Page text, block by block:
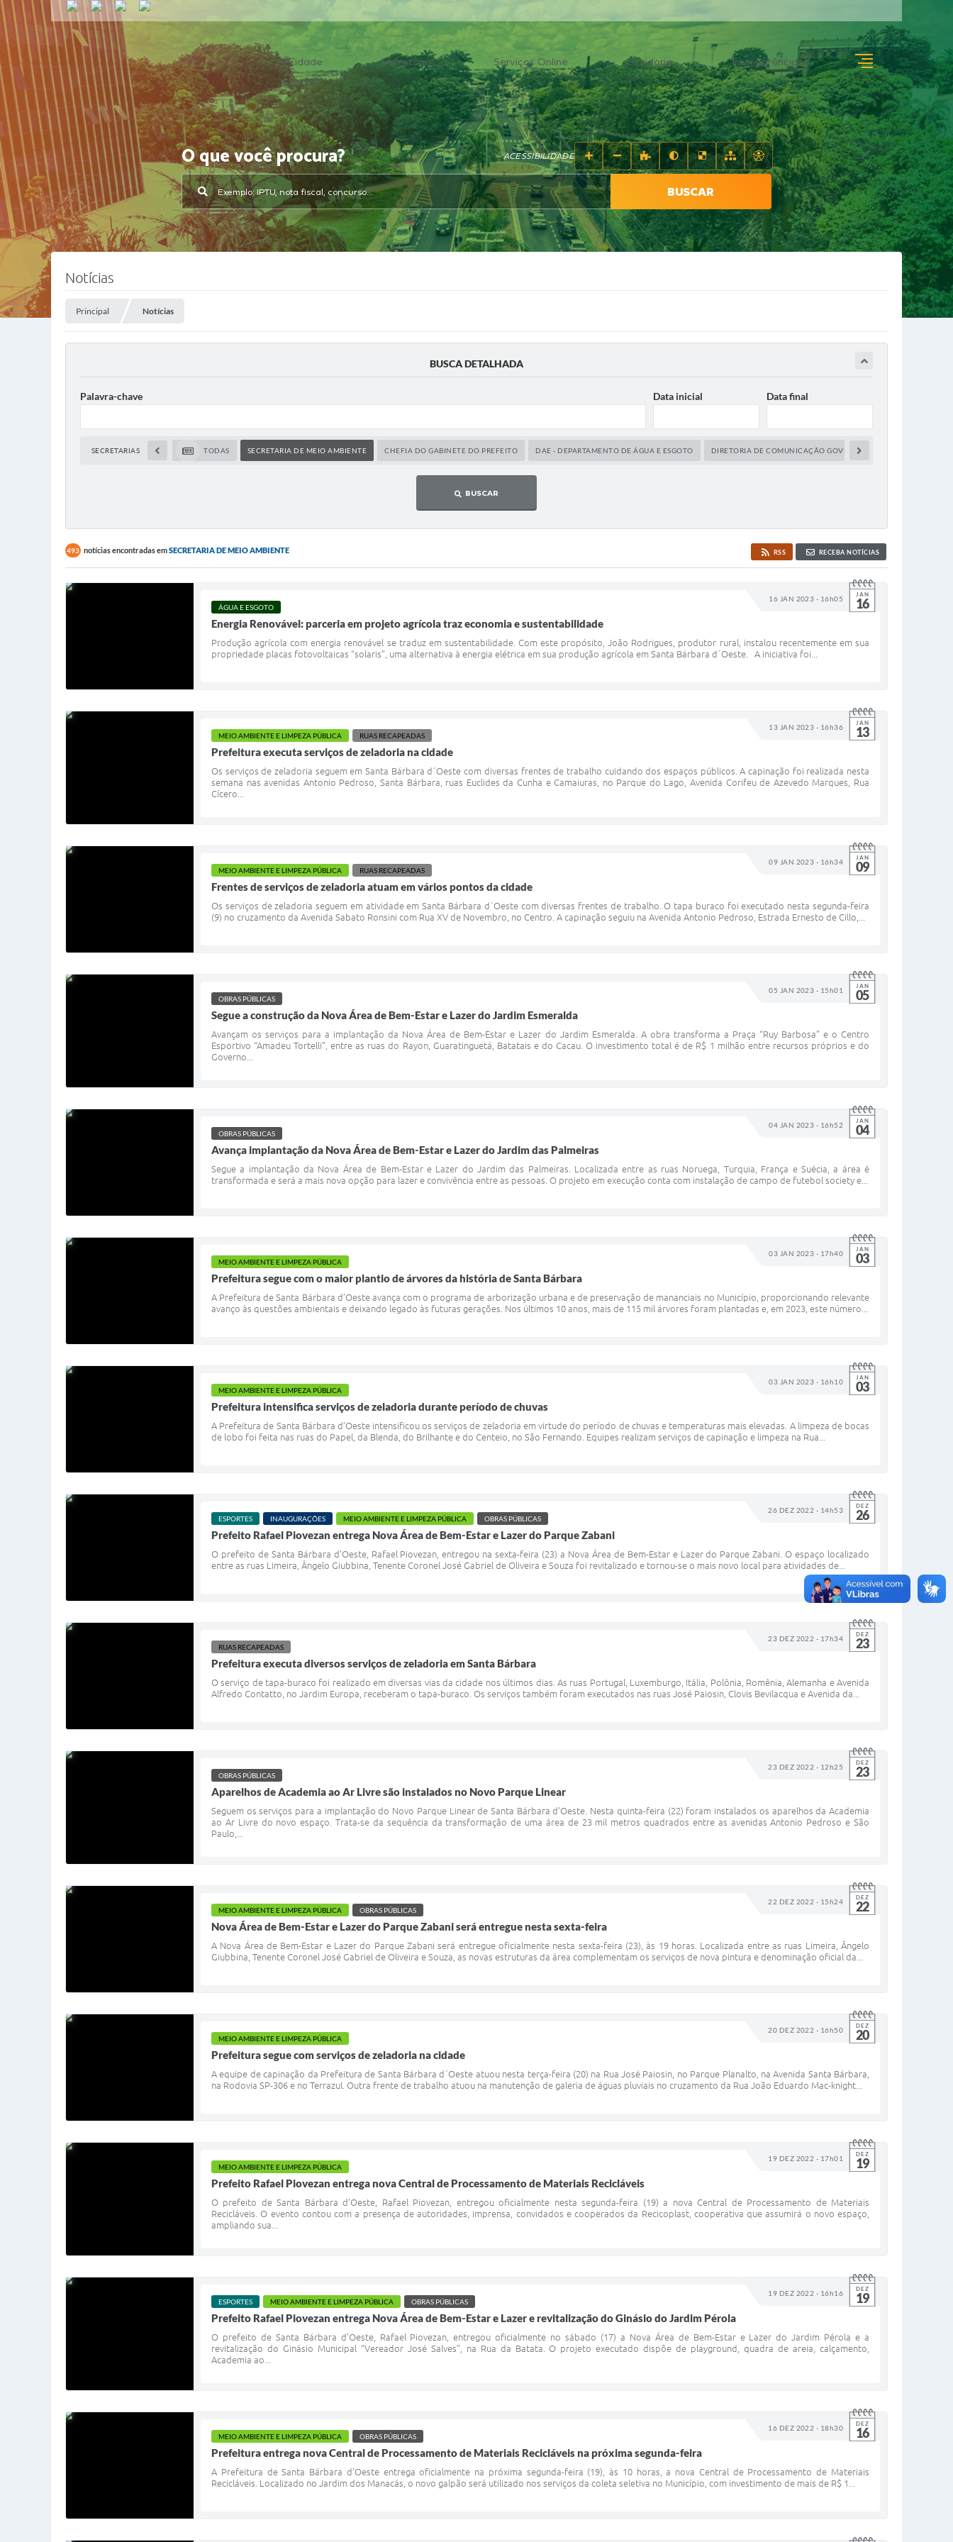
A Cidade Secretarias Serviços Online Ouvidoria Transparência
O que você procura?
BUSCAR
ACESSIBILIDADE
Notícias
Principal Notícias
BUSCA DETALHADA
Palavra-chave Data inicial Data final
SECRETARIAS TODAS SECRETARIA DE MEIO AMBIENTE CHEFIA DO GABINETE DO PREFEITO DAE - DEPARTAMENTO DE ÁGUA E ESGOTO DIRETORIA DE COMUNICAÇÃO GOVERNAMENTAL
BUSCAR
493 notícias encontradas emSECRETARIA DE MEIO AMBIENTE RSS RECEBA NOTÍCIAS
16 JAN 2023 - 16h05 JAN
16
ÁGUA E ESGOTO
Energia Renovável: parceria em projeto agrícola traz economia e sustentabilidade
Produção agrícola com energia renovável se traduz em sustentabilidade. Com este propósito, João Rodrigues, produtor rural, instalou recentemente em sua
propriedade placas fotovoltaicas “solaris”, uma alternativa à energia elétrica em sua produção agrícola em Santa Bárbara d´Oeste. A iniciativa foi...
13 JAN 2023 - 16h36 JAN
13
MEIO AMBIENTE E LIMPEZA PÚBLICA RUAS RECAPEADAS
Prefeitura executa serviços de zeladoria na cidade
Os serviços de zeladoria seguem em Santa Bárbara d´Oeste com diversas frentes de trabalho cuidando dos espaços públicos. A capinação foi realizada nesta
semana nas avenidas Antonio Pedroso, Santa Bárbara, ruas Euclides da Cunha e Camaiuras, no Parque do Lago, Avenida Corifeu de Azevedo Marques, Rua
Cícero...
09 JAN 2023 - 16h34 JAN
09
MEIO AMBIENTE E LIMPEZA PÚBLICA RUAS RECAPEADAS
Frentes de serviços de zeladoria atuam em vários pontos da cidade
Os serviços de zeladoria seguem em atividade em Santa Bárbara d´Oeste com diversas frentes de trabalho. O tapa buraco foi executado nesta segunda-feira
(9) no cruzamento da Avenida Sabato Ronsini com Rua XV de Novembro, no Centro. A capinação seguiu na Avenida Antonio Pedroso, Estrada Ernesto de Cillo,...
05 JAN 2023 - 15h01 JAN
05
OBRAS PÚBLICAS
Segue a construção da Nova Área de Bem-Estar e Lazer do Jardim Esmeralda
Avançam os serviços para a implantação da Nova Área de Bem-Estar e Lazer do Jardim Esmeralda. A obra transforma a Praça “Ruy Barbosa” e o Centro
Esportivo “Amadeu Tortelli”, entre as ruas do Rayon, Guaratinguetá, Batatais e do Cacau. O investimento total é de R$ 1 milhão entre recursos próprios e do
Governo...
04 JAN 2023 - 16h52 JAN
04
OBRAS PÚBLICAS
Avança implantação da Nova Área de Bem-Estar e Lazer do Jardim das Palmeiras
Segue a implantação da Nova Área de Bem-Estar e Lazer do Jardim das Palmeiras. Localizada entre as ruas Noruega, Turquia, França e Suécia, a área é
transformada e será a mais nova opção para lazer e convivência entre as pessoas. O projeto em execução conta com instalação de campo de futebol society e...
03 JAN 2023 - 17h40 JAN
03
MEIO AMBIENTE E LIMPEZA PÚBLICA
Prefeitura segue com o maior plantio de árvores da história de Santa Bárbara
A Prefeitura de Santa Bárbara d’Oeste avança com o programa de arborização urbana e de preservação de mananciais no Município, proporcionando relevante
avanço às questões ambientais e deixando legado às futuras gerações. Nos últimos 10 anos, mais de 115 mil árvores foram plantadas e, em 2023, este número...
03 JAN 2023 - 16h10 JAN
03
MEIO AMBIENTE E LIMPEZA PÚBLICA
Prefeitura intensifica serviços de zeladoria durante período de chuvas
A Prefeitura de Santa Bárbara d’Oeste intensificou os serviços de zeladoria em virtude do período de chuvas e temperaturas mais elevadas. A limpeza de bocas
de lobo foi feita nas ruas do Papel, da Blenda, do Brilhante e do Centeio, no São Fernando. Equipes realizam serviços de capinação e limpeza na Rua...
26 DEZ 2022 - 14h53 DEZ
26
ESPORTES INAUGURAÇÕES MEIO AMBIENTE E LIMPEZA PÚBLICA OBRAS PÚBLICAS
Prefeito Rafael Piovezan entrega Nova Área de Bem-Estar e Lazer do Parque Zabani
O prefeito de Santa Bárbara d’Oeste, Rafael Piovezan, entregou na sexta-feira (23) a Nova Área de Bem-Estar e Lazer do Parque Zabani. O espaço localizado
entre as ruas Limeira, Ângelo Giubbina, Tenente Coronel José Gabriel de Oliveira e Souza foi revitalizado e tornou-se o mais novo local para atividades de...
23 DEZ 2022 - 17h34 DEZ
23
RUAS RECAPEADAS
Prefeitura executa diversos serviços de zeladoria em Santa Bárbara
O serviço de tapa-buraco foi realizado em diversas vias da cidade nos últimos dias. As ruas Portugal, Luxemburgo, Itália, Polônia, Romênia, Alemanha e Avenida
Alfredo Contatto, no Jardim Europa, receberam o tapa-buraco. Os serviços também foram executados nas ruas José Paiosin, Clovis Bevilacqua e Avenida da...
23 DEZ 2022 - 12h25 DEZ
23
OBRAS PÚBLICAS
Aparelhos de Academia ao Ar Livre são instalados no Novo Parque Linear
Seguem os serviços para a implantação do Novo Parque Linear de Santa Bárbara d’Oeste. Nesta quinta-feira (22) foram instalados os aparelhos da Academia
ao Ar Livre do novo espaço. Trata-se da sequência da transformação de uma área de 23 mil metros quadrados entre as avenidas Antonio Pedroso e São
Paulo,...
22 DEZ 2022 - 15h24 DEZ
22
MEIO AMBIENTE E LIMPEZA PÚBLICA OBRAS PÚBLICAS
Nova Área de Bem-Estar e Lazer do Parque Zabani será entregue nesta sexta-feira
A Nova Área de Bem-Estar e Lazer do Parque Zabani será entregue oficialmente nesta sexta-feira (23), às 19 horas. Localizada entre as ruas Limeira, Ângelo
Giubbina, Tenente Coronel José Gabriel de Oliveira e Souza, as novas estruturas da área complementam os serviços de nova pintura e denominação oficial da...
20 DEZ 2022 - 16h50 DEZ
20
MEIO AMBIENTE E LIMPEZA PÚBLICA
Prefeitura segue com serviços de zeladoria na cidade
A equipe de capinação da Prefeitura de Santa Bárbara d´Oeste atuou nesta terça-feira (20) na Rua José Paiosin, no Parque Planalto, na Avenida Santa Bárbara,
na Rodovia SP-306 e no Terrazul. Outra frente de trabalho atuou na manutenção de galeria de águas pluviais no cruzamento da Rua João Eduardo Mac-knight...
19 DEZ 2022 - 17h01 DEZ
19
MEIO AMBIENTE E LIMPEZA PÚBLICA
Prefeito Rafael Piovezan entrega nova Central de Processamento de Materiais Recicláveis
O prefeito de Santa Bárbara d’Oeste, Rafael Piovezan, entregou oficialmente nesta segunda-feira (19) a nova Central de Processamento de Materiais
Recicláveis. O evento contou com a presença de autoridades, imprensa, convidados e cooperados da Recicoplast, cooperativa que assumirá o novo espaço,
ampliando sua...
19 DEZ 2022 - 16h16 DEZ
19
ESPORTES MEIO AMBIENTE E LIMPEZA PÚBLICA OBRAS PÚBLICAS
Prefeito Rafael Piovezan entrega Nova Área de Bem-Estar e Lazer e revitalização do Ginásio do Jardim Pérola
O prefeito de Santa Bárbara d’Oeste, Rafael Piovezan, entregou oficialmente no sábado (17) a Nova Área de Bem-Estar e Lazer do Jardim Pérola e a
revitalização do Ginásio Municipal “Vereador José Salves”, na Rua da Batata. O projeto executado dispõe de playground, quadra de areia, calçamento,
Academia ao...
16 DEZ 2022 - 18h30 DEZ
16
MEIO AMBIENTE E LIMPEZA PÚBLICA OBRAS PÚBLICAS
Prefeitura entrega nova Central de Processamento de Materiais Recicláveis na próxima segunda-feira
A Prefeitura de Santa Bárbara d’Oeste entrega oficialmente na próxima segunda-feira (19), às 10 horas, a nova Central de Processamento de Materiais
Recicláveis. Localizado no Jardim dos Manacás, o novo galpão será utilizado nos serviços da coleta seletiva no Município, com investimento de mais de R$ 1...